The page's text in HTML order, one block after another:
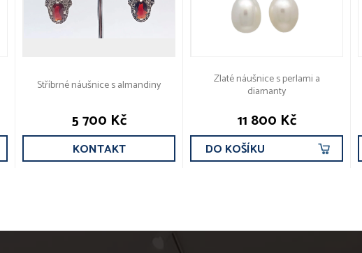
Stříbrné náušnice s almandiny
5 700 Kč
KONTAKT
Zlaté náušnice s perlami a
diamanty
11 800 Kč
DO KOŠÍKU